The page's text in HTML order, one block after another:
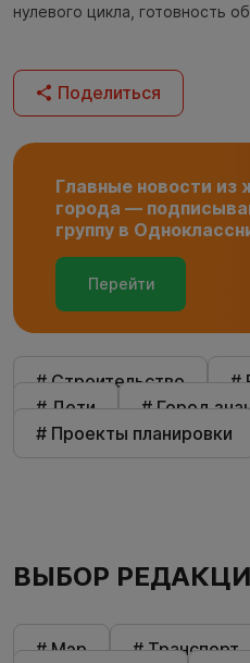
нулевого цикла, готовность
Поделиться
Главные новости из
города —
группу в
Перейти
# Строительство
#
# Дети
# Город
# Проекты планировки
ВЫБОР
# Мэр # Транспорт